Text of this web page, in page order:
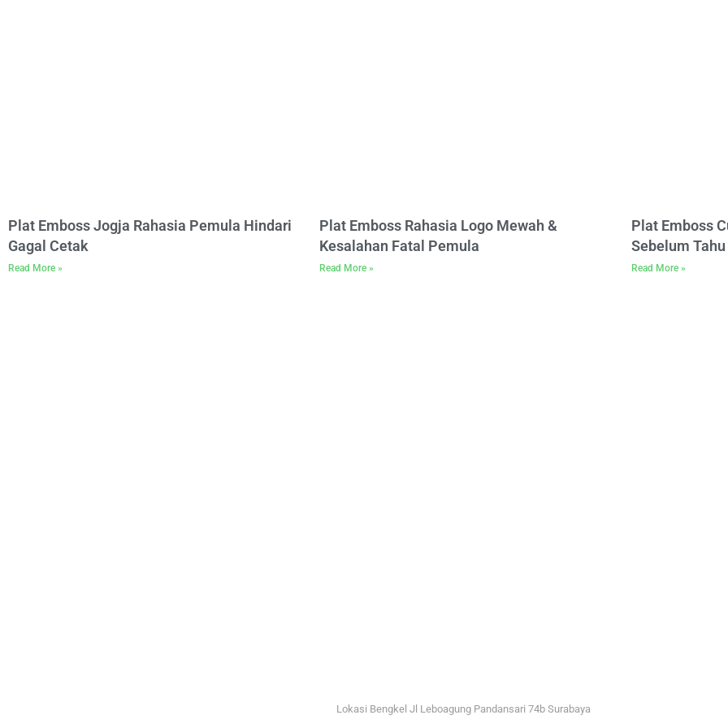
Plat Emboss Jogja Rahasia Pemula Hindari
Gagal Cetak
Read More »
Plat Emboss Rahasia Logo Mewah &
Kesalahan Fatal Pemula
Read More »
Plat Emboss
Sebelum
Read More »
Lokasi Bengkel Jl Leboagung Pandansari 74b Surabaya